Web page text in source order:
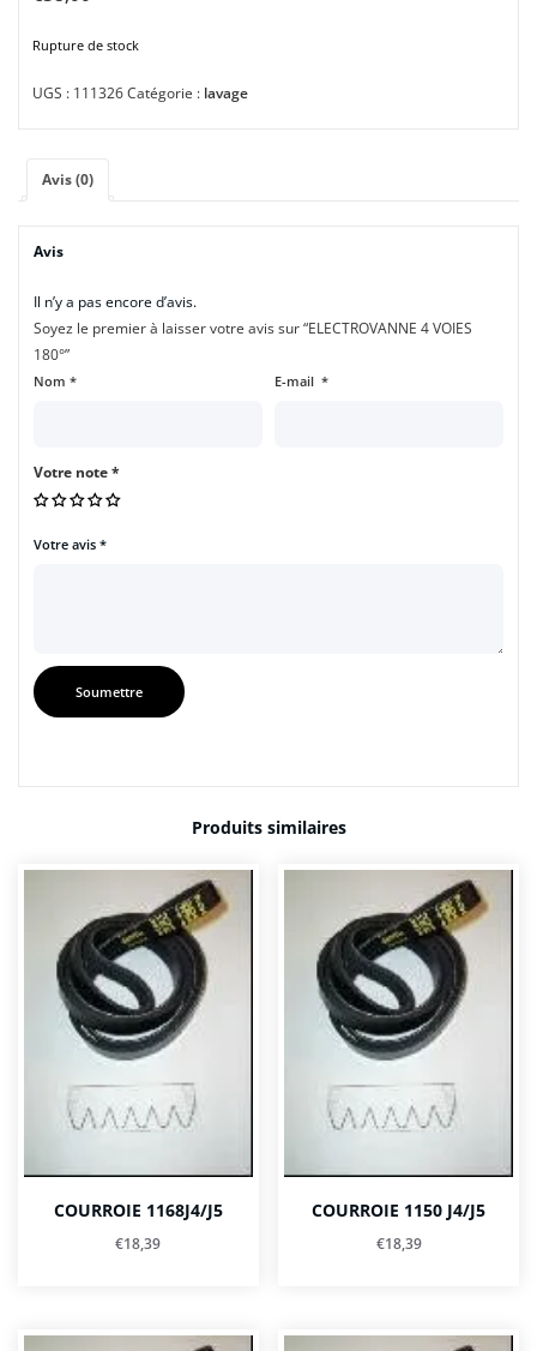
Rupture de stock
UGS : 111326Catégorie : lavage
Avis (0)
Avis
Il n’y a pas encore d’avis.
Soyez le premier à laisser votre avis sur “ELECTROVANNE 4 VOIES
180°”
Nom * E-mail *
Votre note*
Votre avis *
Produits similaires
COURROIE 1168J4/J5
€18,39
COURROIE 1150 J4/J5
€18,39